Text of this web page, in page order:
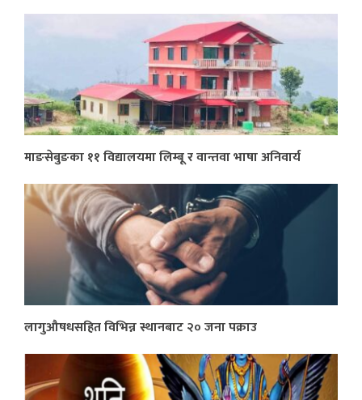
माङसेबुङका ११ विद्यालयमा लिम्बू र वान्तवा भाषा अनिवार्य
लागुऔषधसहित विभिन्न स्थानबाट २० जना पक्राउ